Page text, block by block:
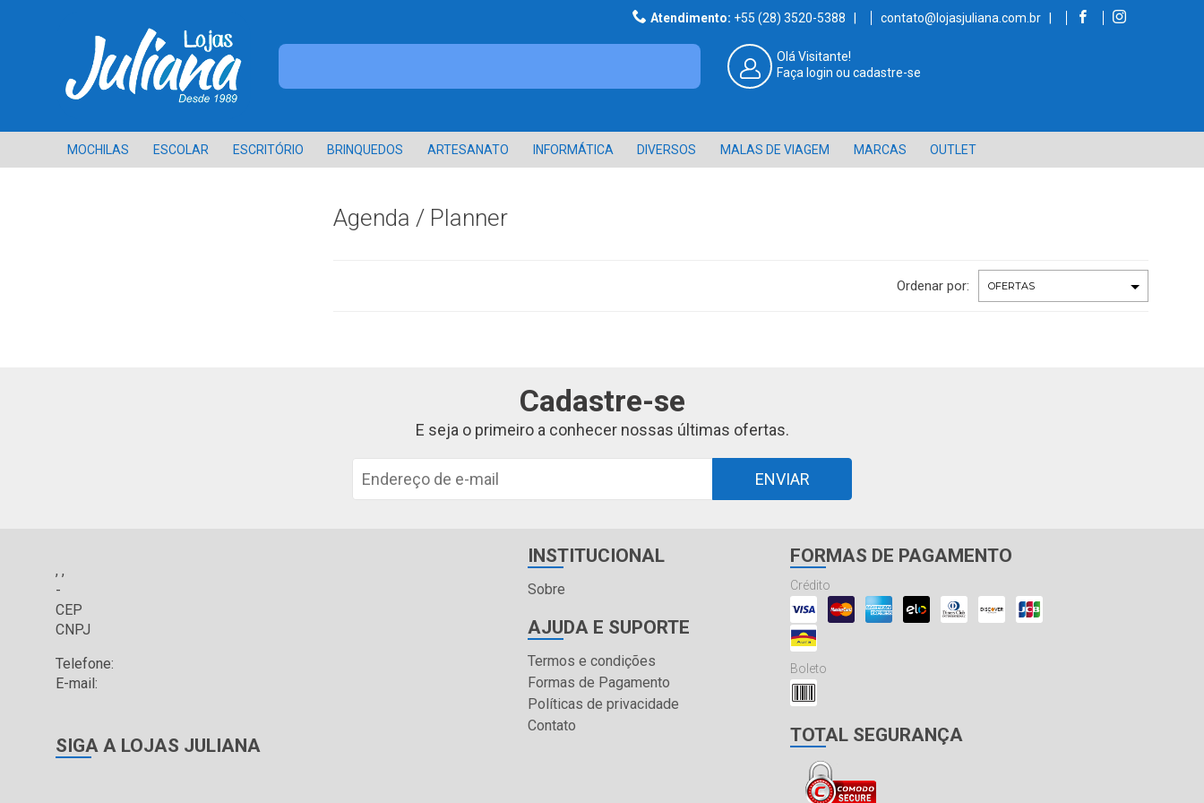
Atendimento: +55 (28) 3520-5388 | contato@lojasjuliana.com.br |
Olá Visitante!
Faça login ou cadastre-se
MOCHILAS ESCOLAR ESCRITÓRIO BRINQUEDOS ARTESANATO INFORMÁTICA DIVERSOS MALAS DE VIAGEM MARCAS OUTLET
Agenda / Planner
Ordenar por:
Cadastre-se
E seja o primeiro a conhecer nossas últimas ofertas.
ENVIAR
, ,
-
CEP
CNPJ
Telefone:
E-mail:
SIGA A LOJAS JULIANA
INSTITUCIONAL
Sobre
AJUDA E SUPORTE
Termos e condições
Formas de Pagamento
Políticas de privacidade
Contato
FORMAS DE PAGAMENTO
Crédito
Boleto
TOTAL SEGURANÇA